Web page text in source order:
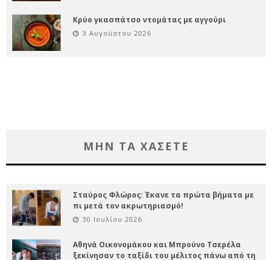
Κρύο γκασπάτσο ντομάτας με αγγούρι
3 Αυγούστου 2026
ΜΗΝ ΤΑ ΧΑΣΕΤΕ
Σταύρος Φλώρος: Έκανε τα πρώτα βήματα με
πι μετά τον ακρωτηριασμό!
30 Ιουλίου 2026
Αθηνά Οικονομάκου και Μπρούνο Τσερέλα
ξεκίνησαν το ταξίδι του μέλιτος πάνω από τη